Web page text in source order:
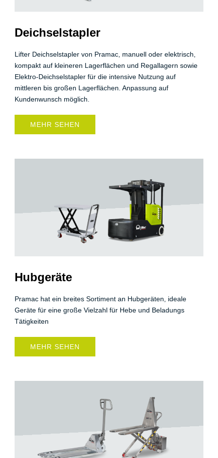
Deichselstapler
Lifter Deichselstapler von Pramac, manuell oder elektrisch,
kompakt auf kleineren Lagerflächen und Regallagern sowie
Elektro-Deichselstapler für die intensive Nutzung auf
mittleren bis großen Lagerflächen. Anpassung auf
Kundenwunsch möglich.
MEHR SEHEN
Hubgeräte
Pramac hat ein breites Sortiment an Hubgeräten, ideale
Geräte für eine große Vielzahl für Hebe und Beladungs
Tätigkeiten
MEHR SEHEN